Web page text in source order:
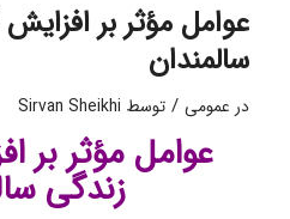
عوامل مؤثر بر
سالمندان
در عمومی / توسط Sirvan Sheikhi
عوامل مؤثر بر
زندگی